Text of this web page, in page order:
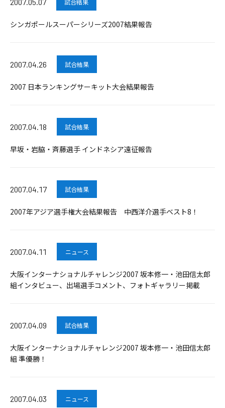
試合結果
シンガポールスーパーシリーズ2007結果報告
2007.04.26 試合結果
2007 日本ランキングサーキット大会結果報告
2007.04.18 試合結果
早坂・岩脇・斉藤選手 インドネシア遠征報告
2007.04.17 試合結果
2007年アジア選手権大会結果報告 中西洋介選手ベスト8！
2007.04.11 ニュース
大阪インターナショナルチャレンジ2007 坂本修一・池田信太郎
組インタビュー、出場選手コメント、フォトギャラリー掲載
2007.04.09 試合結果
大阪インターナショナルチャレンジ2007 坂本修一・池田信太郎
組 準優勝！
2007.04.03 ニュース